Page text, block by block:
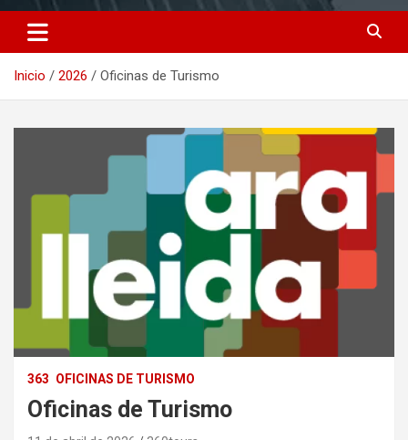
Inicio 2026 Oficinas de Turismo
363 OFICINAS DE TURISMO
Oficinas de Turismo